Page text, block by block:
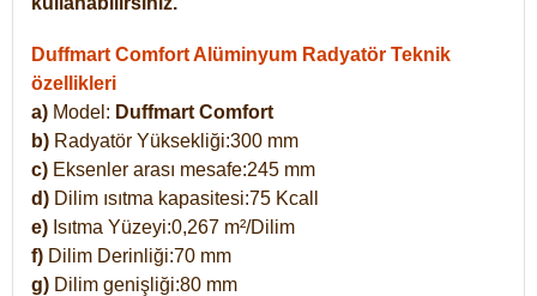
Duffmart Comfort Alüminyum Radyatör Teknik
özellikleri
a) Model: Duffmart Comfort
b) Radyatör Yüksekliği:300 mm
c) Eksenler arası mesafe:245 mm
d) Dilim ısıtma kapasitesi:75 Kcall
e) Isıtma Yüzeyi:0,267 m²/Dilim
f) Dilim Derinliği:70 mm
g) Dilim genişliği:80 mm